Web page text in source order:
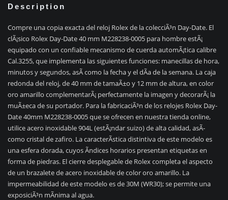
Description
Compre una copia exacta del reloj Rolex de la colecciÃ³n Day-Date. El
clÃ¡sico Rolex Day-Date 40 mm M228238-0005 para hombre estÃ¡
equipado con un confiable mecanismo de cuerda automÃ¡tica calibre
Cal.3255, que implementa las siguientes funciones: manecillas de hora,
minutos y segundos, asÃ­ como la fecha y el dÃ­a de la semana. La caja
redonda del reloj, de 40 mm de tamaÃ±o y 12 mm de altura, en color
oro amarillo complementarÃ¡ perfectamente la imagen y decorarÃ¡ la
muÃ±eca de su portador. Para la fabricaciÃ³n de los relojes Rolex Day-
Date 40mm M228238-0005 que se ofrecen en nuestra tienda online,
utilice acero inoxidable 904L (estÃ¡ndar suizo) de alta calidad, asÃ­
como cristal de zafiro. La caracterÃ­stica distintiva de este modelo es
una esfera dorada, cuyos Ã­ndices horarios presentan etiquetas en
forma de piedras. El cierre desplegable de Rolex completa el aspecto
de un brazalete de acero inoxidable de color oro amarillo. La
impermeabilidad de este modelo es de 30M (WR30); se permite una
exposiciÃ³n mÃ­nima al agua.